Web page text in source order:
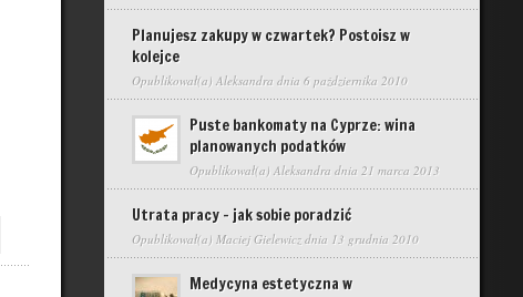
Planujesz zakupy w czwartek? Postoisz w
kolejce
Opublikował(a) Aleksandra dnia 6 października 2010
Puste bankomaty na Cyprze: wina
planowanych podatków
Opublikował(a) Aleksandra dnia 21 marca 2013
Utrata pracy – jak sobie poradzić
Opublikował(a) Maciej Gielewiczdnia 13 grudnia 2010
Medycyna estetyczna w